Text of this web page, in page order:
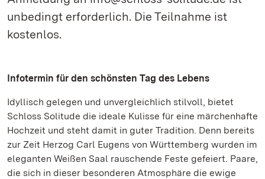
unbedingt erforderlich. Die Teilnahme ist
kostenlos.
Infotermin für den schönsten Tag des Lebens
Idyllisch gelegen und unvergleichlich stilvoll, bietet
Schloss Solitude die ideale Kulisse für eine märchenhafte
Hochzeit und steht damit in guter Tradition. Denn bereits
zur Zeit Herzog Carl Eugens von Württemberg wurden im
eleganten Weißen Saal rauschende Feste gefeiert. Paare,
die sich in dieser besonderen Atmosphäre die ewige